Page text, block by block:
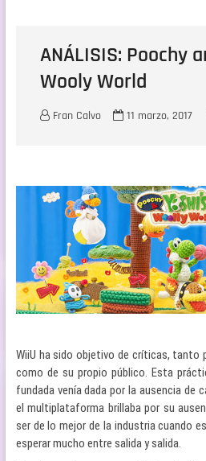
ANÁLISIS: Poochy
Wooly World
Fran Calvo 11 marzo, 2017
WiiU ha sido objetivo de críticas, tanto
como de su propio público. Esta
fundada venía dada por la ausencia de
el multiplataforma brillaba por su
ser de lo mejor de la industria cuando
esperar mucho entre salida y salida.